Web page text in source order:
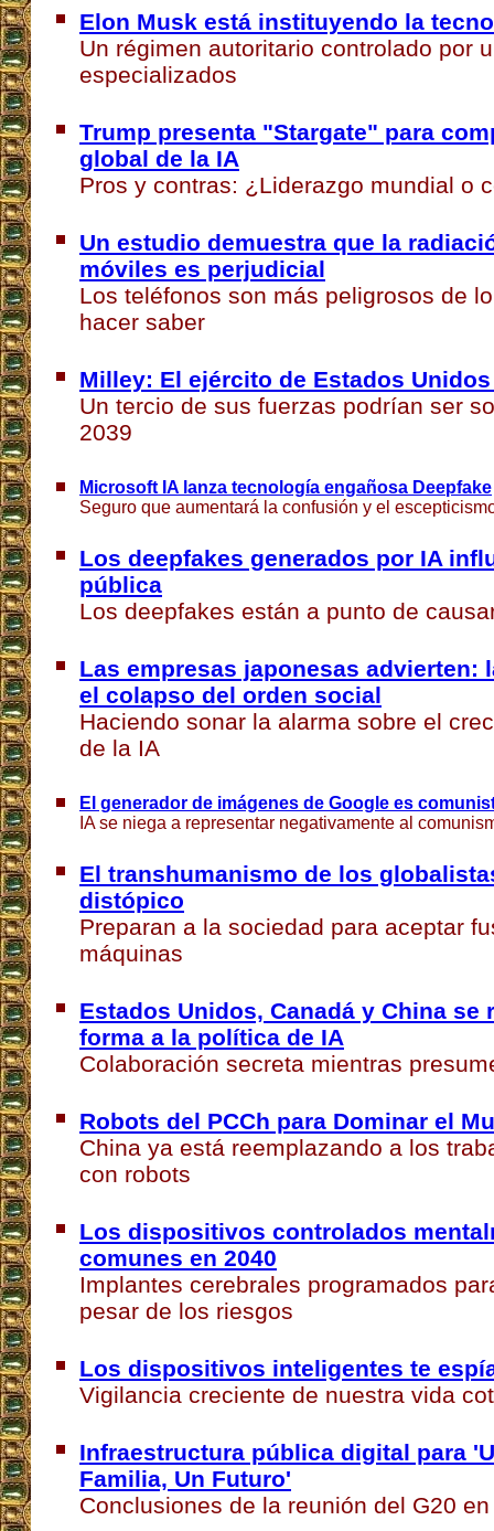
Elon Musk está instituyendo la
Un régimen autoritario controlado por
especializados
Trump presenta "Stargate" para
global de la IA
Pros y contras: ¿Liderazgo mundial o
Un estudio demuestra que la
móviles es perjudicial
Los teléfonos son más peligrosos de
hacer saber
Milley: El ejército de Estados
Un tercio de sus fuerzas podrían ser
2039
Microsoft IA lanza tecnología engañosa Deepfake
Seguro que aumentará la confusión y el
Los deepfakes generados por IA
pública
Los deepfakes están a punto de
Las empresas japonesas advierten:
el colapso del orden social
Haciendo sonar la alarma sobre el
de la IA
El generador de imágenes de Google es
IA se niega a representar negativamente al
El transhumanismo de los
distópico
Preparan a la sociedad para aceptar
máquinas
Estados Unidos, Canadá y China se
forma a la política de IA
Colaboración secreta mientras
Robots del PCCh para Dominar el
China ya está reemplazando a los
con robots
Los dispositivos controlados
comunes en 2040
Implantes cerebrales programados
pesar de los riesgos
Los dispositivos inteligentes te
Vigilancia creciente de nuestra vida
Infraestructura pública digital para
Familia, Un Futuro'
Conclusiones de la reunión del G20